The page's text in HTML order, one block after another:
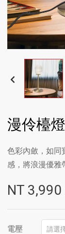
漫伶檯燈
色彩內斂，如同
感，將浪漫優雅
NT 3,990
電壓 請選